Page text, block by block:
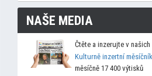
NAŠE MEDIA
Čtěte a inzerujte v našich
Kulturně inzertní měsíčník
měsíčně 17 400 výtisků